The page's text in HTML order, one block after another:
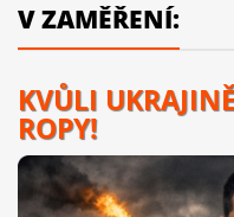
V ZAMĚŘENÍ:
KVŮLI
ROPY!